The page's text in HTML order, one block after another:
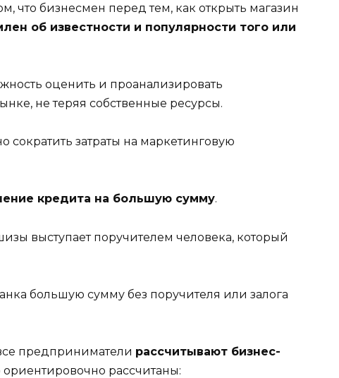
что бизнесмен перед тем, как открыть магазин
об известности и популярности того или
оценить и проанализировать
не теряя собственные ресурсы.
сократить затраты на маркетинговую
кредита на большую сумму.
выступает поручителем человека, который
большую сумму без поручителя или залога
предприниматели рассчитывают бизнес-
ориентировочно рассчитаны: